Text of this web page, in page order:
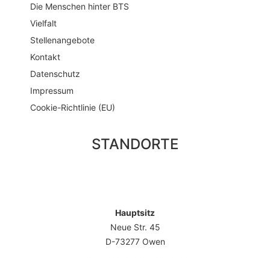
Die Menschen hinter BTS
Vielfalt
Stellenangebote
Kontakt
Datenschutz
Impressum
Cookie-Richtlinie (EU)
STANDORTE
Hauptsitz
Neue Str. 45
D-73277 Owen